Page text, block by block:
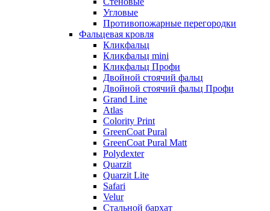
Угловые
Противопожарные перегородки
Фальцевая кровля
Кликфальц
Кликфальц mini
Кликфальц Профи
Двойной стоячий фальц
Двойной стоячий фальц Профи
Grand Line
Atlas
Colority Print
GreenCoat Pural
GreenCoat Pural Matt
Polydexter
Quarzit
Quarzit Lite
Safari
Velur
Стальной бархат